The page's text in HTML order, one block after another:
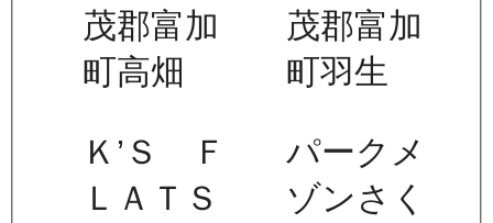
茂郡富加
町高畑
Ｋ’Ｓ Ｆ
ＬＡＴＳ
茂郡富加
町羽生
パークメ
ゾンさく